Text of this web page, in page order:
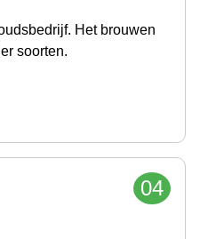
Het brouwen
soorten.
04